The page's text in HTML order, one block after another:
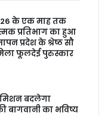
के एक माह तक
प्रतिभाग का हुआ
प्रदेश के श्रेष्ठ सौ
फूलदेई पुरुस्कार
मिशन बदलेगा
बागवानी का भविष्य